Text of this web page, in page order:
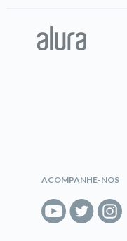
ACOMPANHE-NOS